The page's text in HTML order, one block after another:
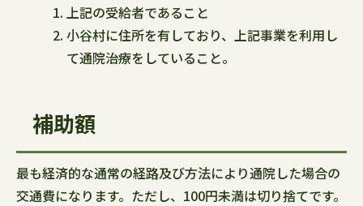
上記の受給者であること
小谷村に住所を有しており、上記事業を利用し
て通院治療をしていること。
補助額
最も経済的な通常の経路及び方法により通院した場合の
交通費になります。ただし、100円未満は切り捨てです。